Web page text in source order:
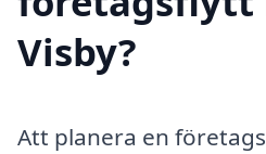
Visby?
Att planera en